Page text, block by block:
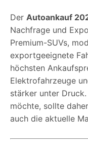
Der Autoankauf
Nachfrage und
Premium-SUVs,
exportgeeignete
höchsten
Elektrofahrzeuge
stärker unter
möchte, sollte
auch die aktuelle